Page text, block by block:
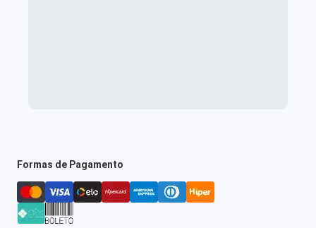
Formas de Pagamento